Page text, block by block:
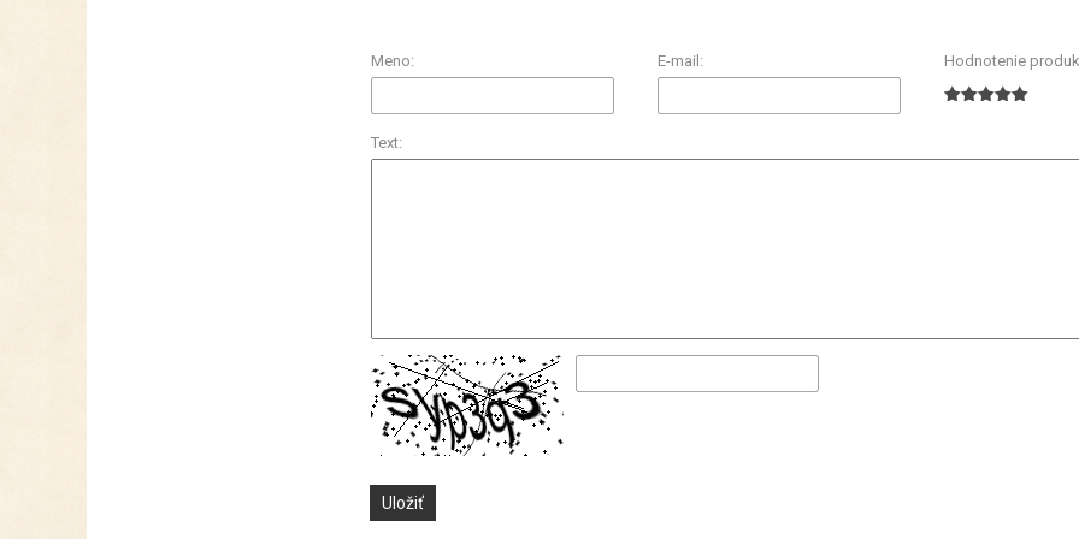
Meno: E-mail: Hodnotenie
Text: